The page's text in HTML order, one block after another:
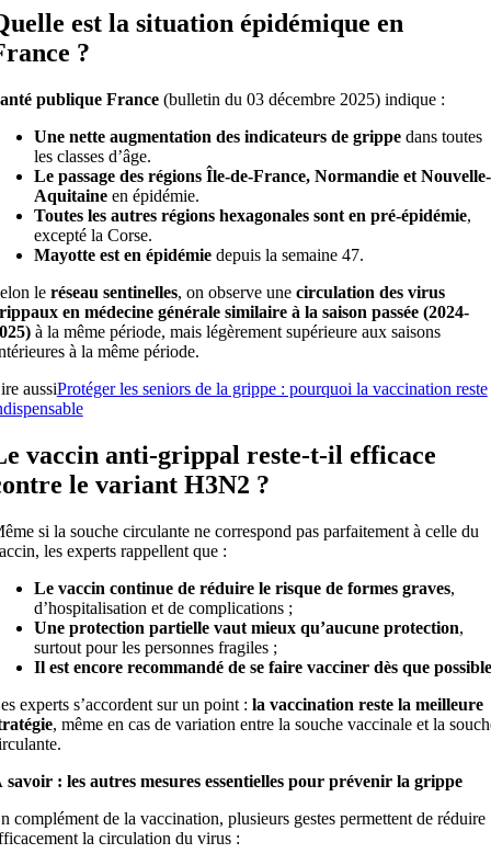
est la situation épidémique en
?
publique France(bulletin du 03 décembre 2025) indique :
Une nette augmentation des indicateurs de grippedans toutes
les classes d’âge.
Le passage des régions Île-de-France, Normandie et Nouvelle-
Aquitaineen épidémie.
Toutes les autres régions hexagonales sont en pré-épidémie,
excepté la Corse.
Mayotte est en épidémie depuis la semaine 47.
le réseau sentinelles, on observe une circulation des virus
en médecine générale similaire à la saison passée (2024-
à la même période, mais légèrement supérieure aux saisons
à la même période.
aussiProtéger les seniors de la grippe : pourquoi la vaccination reste
vaccin anti-grippal reste-t-il efficace
le variant H3N2 ?
si la souche circulante ne correspond pas parfaitement à celle du
les experts rappellent que :
Le vaccin continue de réduire le risque de formes graves,
d’hospitalisation et de complications ;
Une protection partielle vaut mieux qu’aucune protection,
surtout pour les personnes fragiles ;
Il est encore recommandé de se faire vacciner dès que possible
experts s’accordent sur un point : la vaccination reste la meilleure
, même en cas de variation entre la souche vaccinale et la
savoir : les autres mesures essentielles pour prévenir la grippe
complément de la vaccination, plusieurs gestes permettent de réduire
la circulation du virus :